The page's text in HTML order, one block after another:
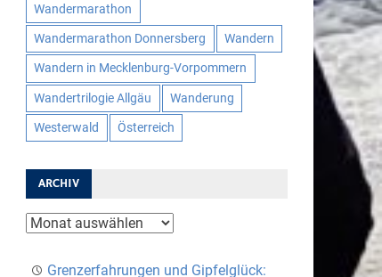
Wandermarathon
Wandermarathon Donnersberg Wandern
Wandern in Mecklenburg-Vorpommern
Wandertrilogie Allgäu Wanderung
Westerwald Österreich
ARCHIV
Archiv
Grenzerfahrungen und Gipfelglück: